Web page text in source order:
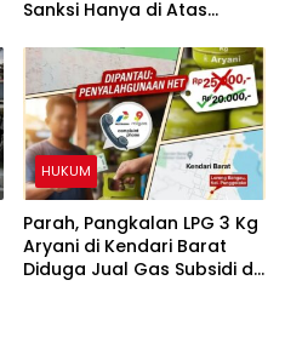
Sanksi Hanya di Atas
Jeranya?
HUKUM
Parah, Pangkalan LPG 3 Kg
Aryani di Kendari Barat
Diduga Jual Gas Subsidi di